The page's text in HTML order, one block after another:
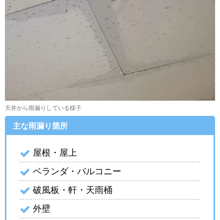
天井から雨漏りしている様子
主な雨漏り箇所
屋根・屋上
ベランダ・バルコニー
破風板・軒・天雨桶
外壁